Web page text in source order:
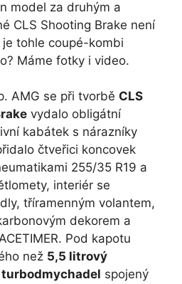
model za druhým a
CLS Shooting Brake není
tohle coupé-kombi
Máme fotky i video.
AMG se při tvorbě CLS
vydalo obligátní
kabátek s nárazníky
čtveřici koncovek
255/35 R19 a
interiér se
tříramenným volantem,
dekorem a
Pod kapotu
než 5,5 litrový
spojený